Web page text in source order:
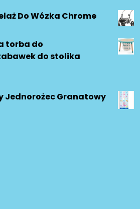
Do Wózka Chrome
torba do
do stolika
Jednorożec Granatowy